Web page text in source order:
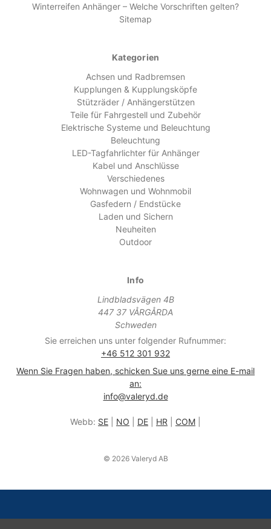
Winterreifen Anhänger – Welche Vorschriften gelten?
Sitemap
Kategorien
Achsen und Radbremsen
Kupplungen & Kupplungsköpfe
Stützräder / Anhängerstützen
Teile für Fahrgestell und Zubehör
Elektrische Systeme und Beleuchtung
Beleuchtung
LED-Tagfahrlichter für Anhänger
Kabel und Anschlüsse
Verschiedenes
Wohnwagen und Wohnmobil
Gasfedern / Endstücke
Laden und Sichern
Neuheiten
Outdoor
Info
Lindbladsvägen 4B
447 37 VÅRGÅRDA
Schweden
Sie erreichen uns unter folgender Rufnummer:
+46 512 301 932
Wenn Sie Fragen haben, schicken Sue uns gerne eine E-mail
an:
info@valeryd.de
Webb: SE NO DE HR COM
© 2026 Valeryd AB